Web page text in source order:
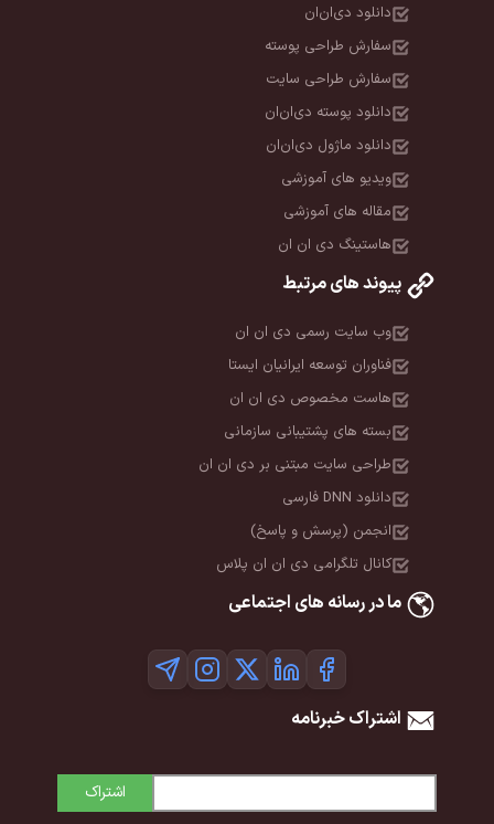
دانلود دی‌ان‌ان
سفارش طراحی پوسته
سفارش طراحی سایت
دانلود پوسته دی‌ان‌ان
دانلود ماژول دی‌ان‌ان
ویدیو های آموزشی
مقاله های آموزشی
هاستینگ دی ان ان
پیوند های مرتبط
وب سایت رسمی دی ان ان
فناوران توسعه ایرانیان ایستا
هاست مخصوص دی ان ان
بسته های پشتیبانی سازمانی
طراحی سایت مبتنی بر دی ان ان
دانلود DNN فارسی
انجمن (پرسش و پاسخ)
کانال تلگرامی دی ان ان پلاس
ما در رسانه های اجتماعی
اشتراک خبرنامه
اشتراک